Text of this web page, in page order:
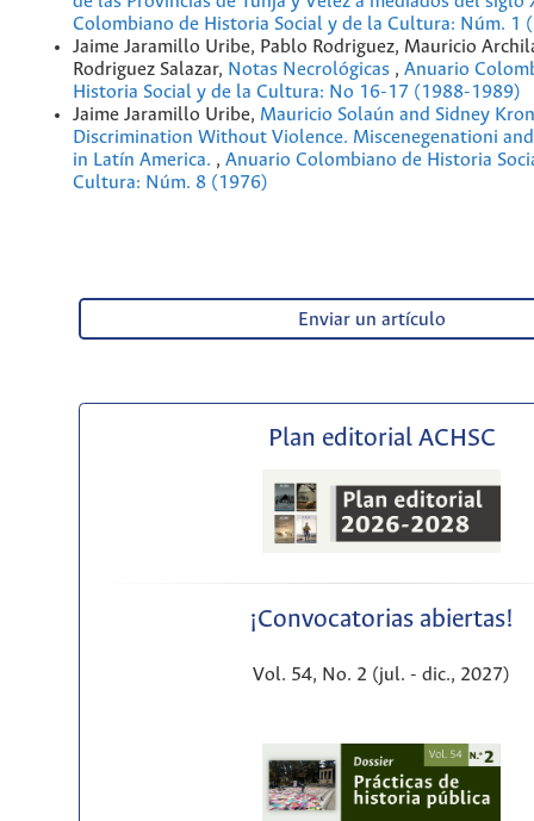
Colombiano de Historia Social y de la Cultura: Núm. 1
Jaime Jaramillo Uribe, Pablo Rodriguez, Mauricio
Rodriguez Salazar, Notas Necrológicas , Anuario
Historia Social y de la Cultura: No 16-17 (1988-1989)
Jaime Jaramillo Uribe, Mauricio Solaún and Sidney
Discrimination Without Violence. Miscenegenationi
in Latín America. , Anuario Colombiano de Historia
Cultura: Núm. 8 (1976)
Enviar un artículo
Plan editorial ACHSC
¡Convocatorias abiertas!
Vol. 54, No. 2 (jul. - dic., 2027)